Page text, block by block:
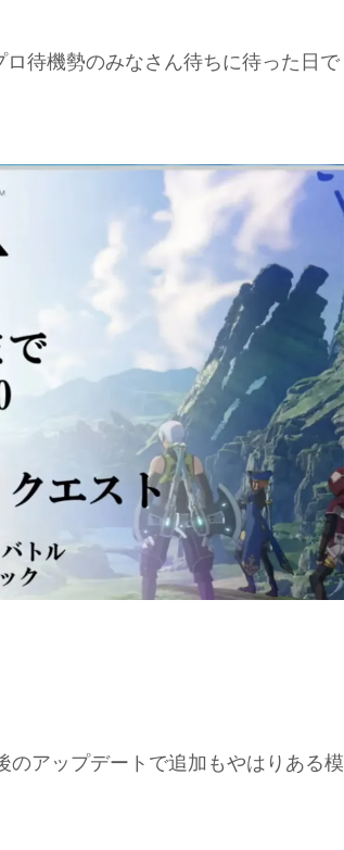
ロ待機勢のみなさん待ちに待った日で
のアップデートで追加もやはりある模